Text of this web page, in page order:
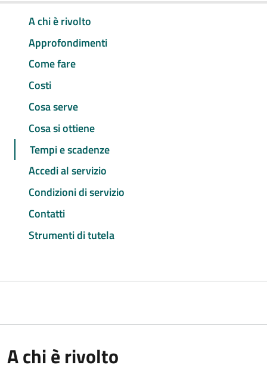
A chi è rivolto
Approfondimenti
Come fare
Costi
Cosa serve
Cosa si ottiene
Tempi e scadenze
Accedi al servizio
Condizioni di servizio
Contatti
Strumenti di tutela
A chi è rivolto